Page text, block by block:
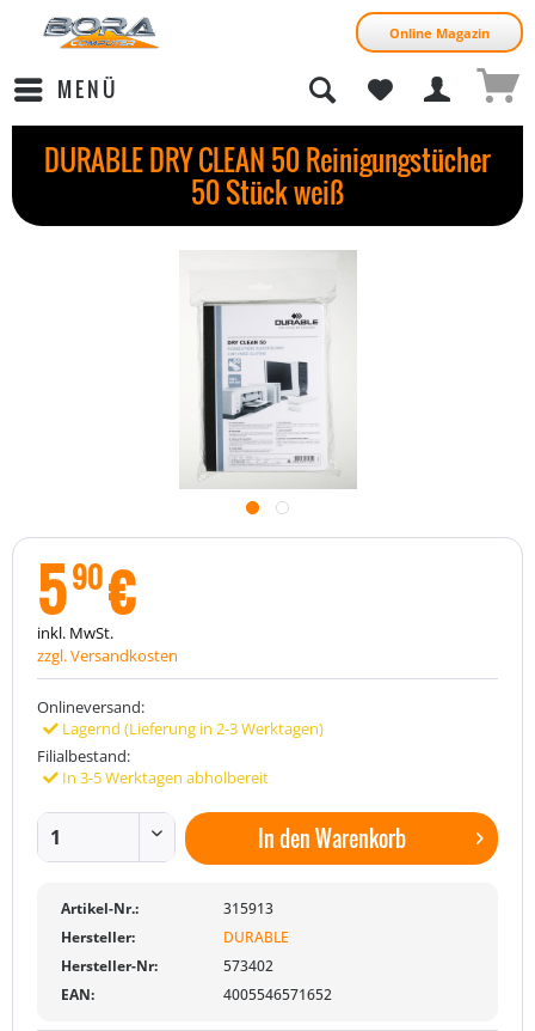
Online Magazin
MENÜ
DURABLE DRY CLEAN 50 Reinigungstücher
50 Stück weiß
590€
inkl. MwSt.
zzgl. Versandkosten
Onlineversand:
Lagernd (Lieferung in 2-3 Werktagen)
Filialbestand:
In 3-5 Werktagen abholbereit
In denWarenkorb
Artikel-Nr.:
315913
Hersteller:
DURABLE
Hersteller-Nr:
573402
EAN:
4005546571652